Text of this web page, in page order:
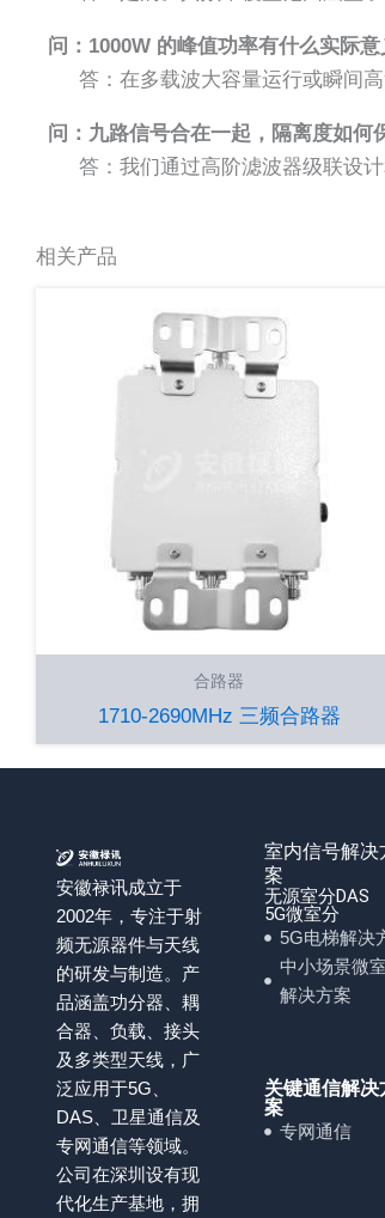
问：1000W 的峰值功率有什么实际意
答：在多载波大容量运行或瞬间
问：九路信号合在一起，隔离度如何
答：我们通过高阶滤波器级联设
相关产品
合路器
1710-2690MHz 三频合路器
安徽禄讯成立于
2002年，专注于射
频无源器件与天线
的研发与制造。产
品涵盖功分器、耦
合器、负载、接头
及多类型天线，广
泛应用于5G、
DAS、卫星通信及
专网通信等领域。
公司在深圳设有现
代化生产基地，拥
室内信号解决
案
无源室分DAS
5G微室分
5G电梯解决
中小场景微
解决方案
关键通信解决
案
专网通信